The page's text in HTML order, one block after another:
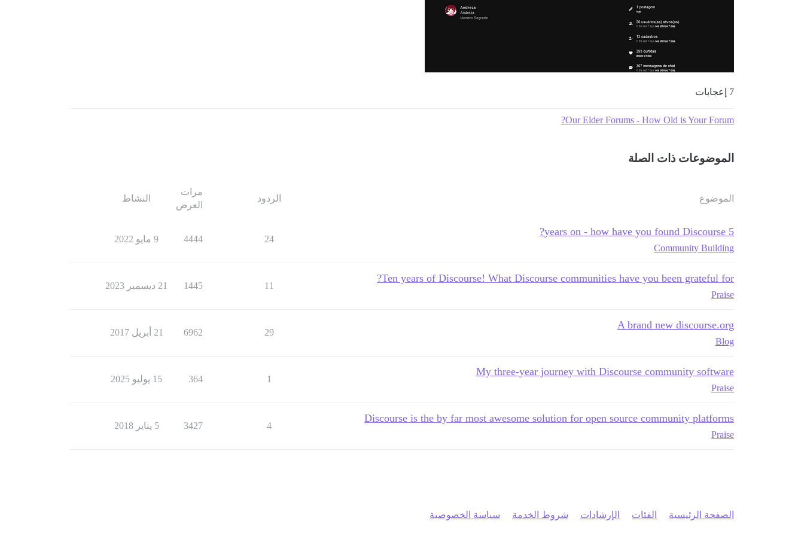
7 إعجابات
Our Elder Forums - How Old is Your Forum?
الموضوعات ذات الصلة
الموضوع الردود
مرات
العرض
النشاط
5 years on - how have you found Discourse?
Community Building
24
4444 9 مايو 2022
Ten years of Discourse! What Discourse communities have you been grateful for?
Praise
11
1445 21 ديسمبر 2023
A brand new discourse.org
Blog
29
6962 21 أبريل 2017
My three-year journey with Discourse community software
Praise
1
364 15 يوليو 2025
Discourse is the by far most awesome solution for open source community platforms
Praise
4
3427 5 يناير 2018
الصفحة الرئيسية الفئات الإرشادات شروط الخدمة سياسة الخصوصية